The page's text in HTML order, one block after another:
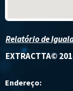
Relatório de
EXTRACTTA©
Endereço: